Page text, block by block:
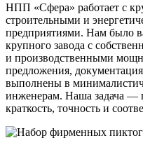
НПП «Сфера» работает с
строительными и
предприятиями. Нам было
крупного завода с
и производственными
предложения,
выполнены в
инженерам. Наша задача —
краткость, точность и